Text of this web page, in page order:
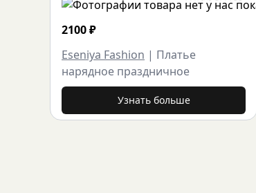
2100₽
Eseniya Fashion | Платье
нарядное праздничное
Узнать больше